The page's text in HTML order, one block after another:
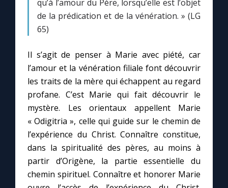
qu’à l’amour du Père, lorsqu’elle est l’objet
de la prédication et de la vénération. » (LG
65)
Il s’agit de penser à Marie avec piété, car
l’amour et la vénération filiale font découvrir
les traits de la mère qui échappent au regard
profane. C’est Marie qui fait découvrir le
mystère. Les orientaux appellent Marie
« Odigitria », celle qui guide sur le chemin de
l’expérience du Christ. Connaître constitue,
dans la spiritualité des pères, au moins à
partir d’Origène, la partie essentielle du
chemin spirituel. Connaître et honorer Marie